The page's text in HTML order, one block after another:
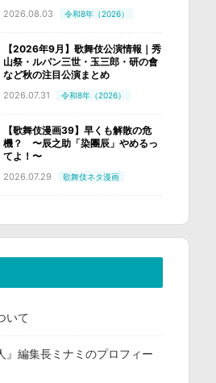
2026.08.03 令和8年（2026）
【2026年9月】歌舞伎公演情報｜秀
山祭・ルパン三世・玉三郎・研の會
など秋の注目公演まとめ
2026.07.31 令和8年（2026）
【歌舞伎漫画39】早くも解散の危
機？ 〜辰之助「染團辰」やめるっ
てよ！〜
2026.07.29 歌舞伎ネタ漫画
いて
』編集長ミナミのプロフィー